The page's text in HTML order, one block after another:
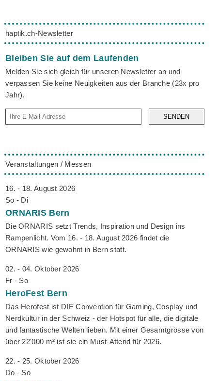
haptik.ch-Newsletter
Bleiben Sie auf dem Laufenden
Melden Sie sich gleich für unseren Newsletter an und
verpassen Sie keine Neuigkeiten aus der Branche (23x pro
Jahr).
SENDEN
Veranstaltungen / Messen
16. - 18. August 2026
So - Di
ORNARIS Bern
Die ORNARIS setzt Trends, Inspiration und Design ins
Rampenlicht. Vom 16. - 18. August 2026 findet die
ORNARIS wie gewohnt in Bern statt.
02. - 04. Oktober 2026
Fr - So
HeroFest Bern
Das Herofest ist DIE Convention für Gaming, Cosplay und
Nerdkultur in der Schweiz - der Hotspot für alle, die digitale
und fantastische Welten lieben. Mit einer Gesamtgrösse von
über 22'000 m² ist sie ein Must-Attend für 2026.
22. - 25. Oktober 2026
Do - So